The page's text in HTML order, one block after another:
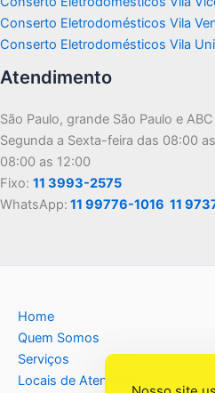
Conserto Eletrodomésticos Vila
Conserto Eletrodomésticos Vila
Atendimento
São Paulo, grande São Paulo e
Segunda a Sexta-feira das 08:00
08:00 as 12:00
Fixo: 11 3993-2575
WhatsApp: 11 99776-1016 11
Home
Quem Somos
Serviços
Locais de Atendimento